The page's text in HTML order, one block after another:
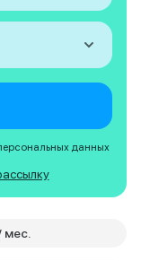
данных
/ мес.